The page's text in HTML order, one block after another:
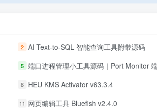
2 AI Text-to-SQL 智能查询工具附带源码
5 端口进程管理小工具源码｜Port Monitor
8 HEU KMS Activator v63.3.4
11 网页编辑工具 Bluefish v2.4.0